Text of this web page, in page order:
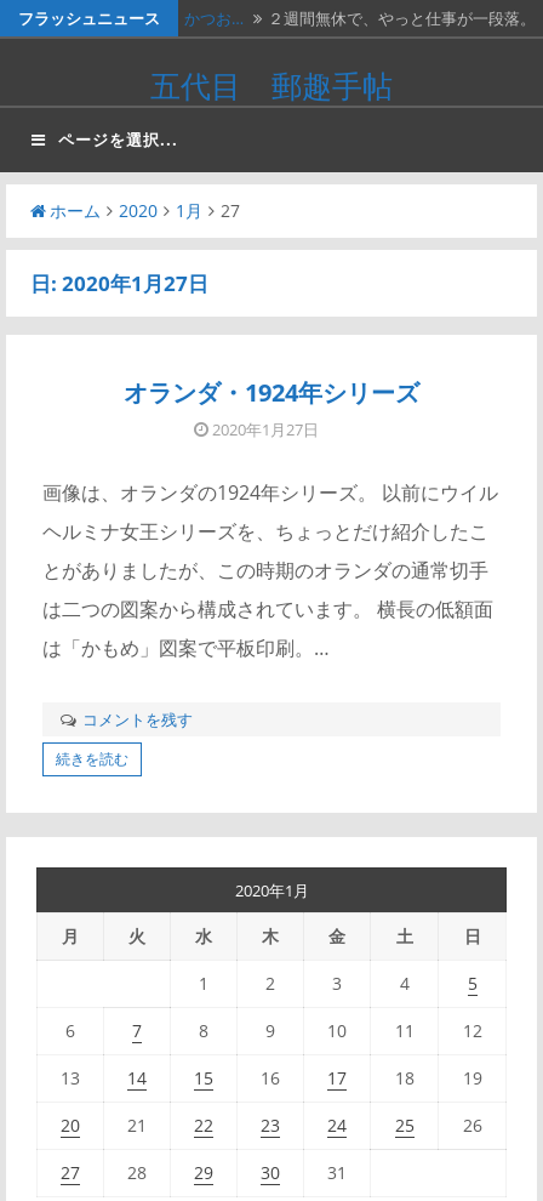
へ
キ
プ
フラッシュニュース かつお…
２週間無休で、やっと仕事が一段落。
画像は、北ベトナムが1966年に発…
料金収… 画像は、1990年代初頭に作ったリ…
かつお…
五代目 郵趣手帖
ページを選択...
ホーム 2020 1月 27
日: 2020年1月27日
オランダ・1924年シリーズ
2020年1月27日
画像は、オランダの1924年シリーズ。 以前にウイル
ヘルミナ女王シリーズを、ちょっとだけ紹介したこ
とがありましたが、この時期のオランダの通常切手
は二つの図案から構成されています。 横長の低額面
は「かもめ」図案で平板印刷。…
コメントを残す
続きを読む
2020年1月
月 火 水 木 金 土 日
1 2 3 4 5
6 7 8 9 10 11 12
13 14 15 16 17 18 19
20 21 22 23 24 25 26
27 28 29 30
31